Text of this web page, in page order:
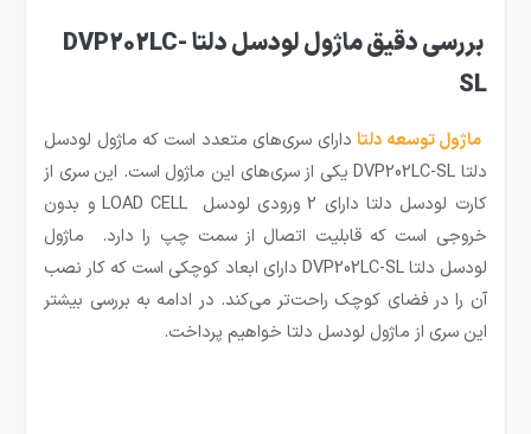
بررسی دقیق ماژول لودسل دلتا DVP202LC-
SL
ماژول توسعه دلتا دارای سری‌های متعدد است که ماژول لودسل
دلتا DVP202LC-SL یکی از سری‌های این ماژول است. این سری از
کارت لودسل دلتا دارای 2 ورودی لودسل LOAD CELL و بدون
خروجی است که قابلیت اتصال از سمت چپ را دارد. ماژول
لودسل دلتا DVP202LC-SL دارای ابعاد کوچکی است که کار نصب
آن را در فضای کوچک راحت‌تر می‌کند. در ادامه به بررسی بیشتر
این سری از ماژول لودسل دلتا خواهیم پرداخت.